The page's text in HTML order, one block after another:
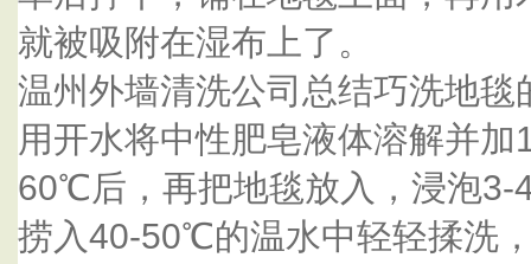
就被吸附在湿布上了。
温州外墙清洗公司总结巧洗地毯
用开水将中性肥皂液体溶解并
60℃后，再把地毯放入，浸泡3-
捞入40-50℃的温水中轻轻揉洗